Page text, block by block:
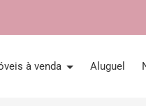
à venda Aluguel